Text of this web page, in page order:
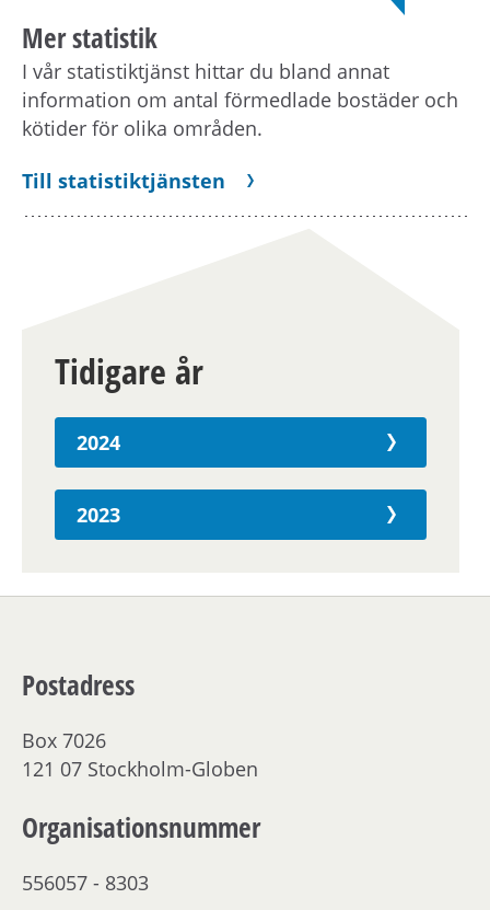
Mer statistik
I vår statistiktjänst hittar du bland annat
information om antal förmedlade bostäder och
kötider för olika områden.
Till statistiktjänsten
Tidigare år
2024
2023
Postadress
Box 7026
121 07 Stockholm-Globen
Organisationsnummer
556057 - 8303